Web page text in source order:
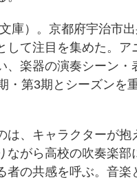
庫）。京都府宇治市
て注目を集めた。
楽器の演奏シーン・
・第3期とシーズンを
、キャラクターが抱
がら高校の吹奏楽部
の共感を呼ぶ。音